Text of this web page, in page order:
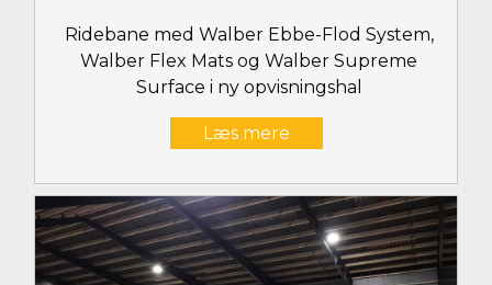
Ridebane med Walber Ebbe-Flod System,
Walber Flex Mats og Walber Supreme
Surface i ny opvisningshal
Læs mere